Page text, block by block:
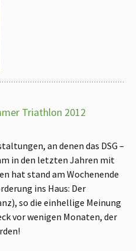
Triathlon 2012
an denen das DSG –
in den letzten Jahren mit
hat stand am Wochenende
ins Haus: Der
so die einhellige Meinung
vor wenigen Monaten, der